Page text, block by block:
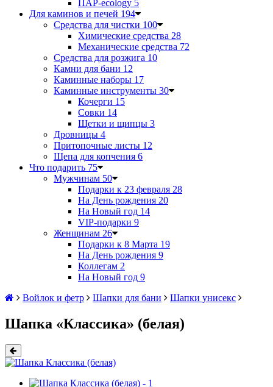
ПАР-ecology 5
Для каминов и печей 194
Средства для чистки 100
Химические средства 28
Механические средства 72
Средства для розжига 10
Камни для бани 12
Каминные наборы 17
Каминные инструменты 30
Кочерги 15
Совки 14
Щетки и щипцы 3
Дровницы 4
Притопочные листы 12
Щепа для копчения 6
Что подарить 75
Мужчинам 50
Подарки к 23 февраля 28
На День рождения 20
На Новый год 14
VIP-подарки 9
Женщинам 26
Подарки к 8 Марта 19
На День рождения 9
Коллегам 2
На Новый год 9
Войлок и фетр
Шапки для бани Шапки унисекс
Шапка «Классика» (белая)